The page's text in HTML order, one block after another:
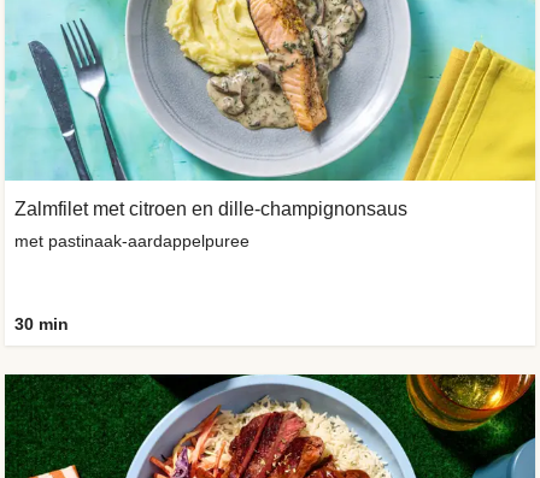
Zalmfilet met citroen en dille-champignonsaus
met pastinaak-aardappelpuree
30 min